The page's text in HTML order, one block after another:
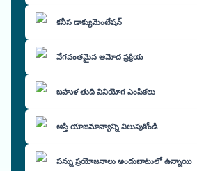
కనీస డాక్యుమెంటేషన్
వేగవంతమైన ఆమోద ప్రక్రియ
బహుళ తుది వినియోగ ఎంపికలు
ఆస్తి యాజమాన్యాన్ని నిలుపుకోండి
పన్ను ప్రయోజనాలు అందుబాటులో ఉన్నాయి